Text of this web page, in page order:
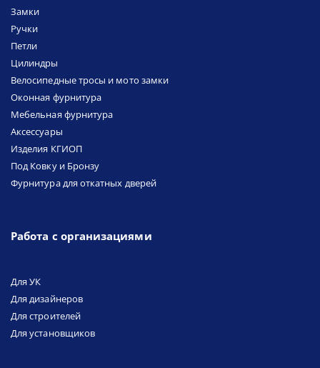
Замки
Ручки
Петли
Цилиндры
Велосипедные тросы и мото замки
Оконная фурнитура
Мебельная фурнитура
Аксессуары
Изделия КГИОП
Под Ковку и Бронзу
Фурнитура для откатных дверей
Работа с организациями
Для УК
Для дизайнеров
Для строителей
Для установщиков